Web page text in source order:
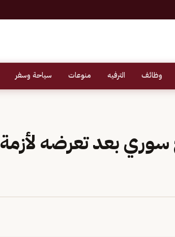
وظائف الترفيه منوعات سياحة وسفر
سوري بعد تعرضه لأزمة